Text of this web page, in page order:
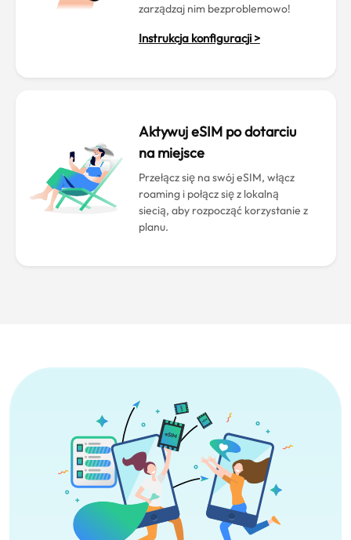
zarządzaj nim bezproblemowo!
Instrukcja konfiguracji >
Aktywuj eSIM po dotarciu
na miejsce
Przełącz się na swój eSIM, włącz
roaming i połącz się z lokalną
siecią, aby rozpocząć korzystanie z
planu.